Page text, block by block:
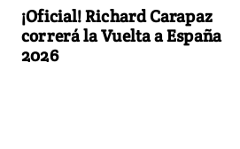
¡Oficial! Richard Carapaz
correrá la Vuelta a España
2026